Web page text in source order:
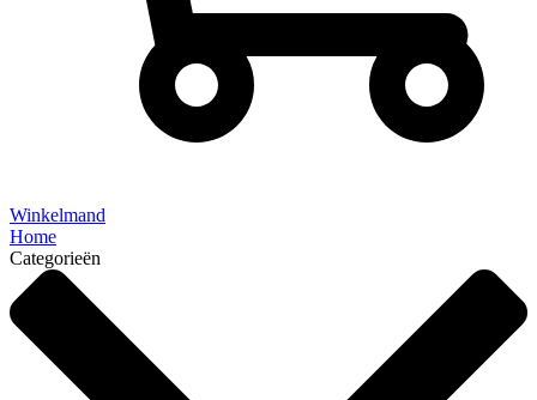
Winkelmand
Home
Categorieën